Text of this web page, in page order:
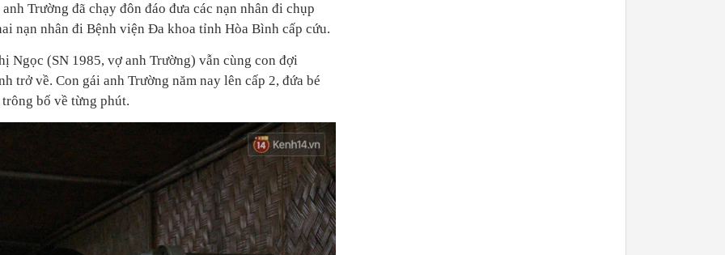
Trường đã chạy đôn đáo đưa các nạn nhân đi chụp
nạn nhân đi Bệnh viện Đa khoa tỉnh Hòa Bình cấp cứu.
Ngọc (SN 1985, vợ anh Trường) vẫn cùng con đợi
trở về. Con gái anh Trường năm nay lên cấp 2, đứa bé
bố về từng phút.